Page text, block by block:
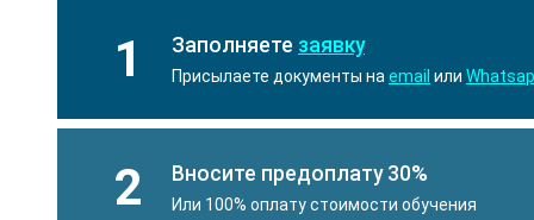
1 Заполняете заявку
Присылаете документы на email или
2 Вносите предоплату 30%
Или 100% оплату стоимости обучения